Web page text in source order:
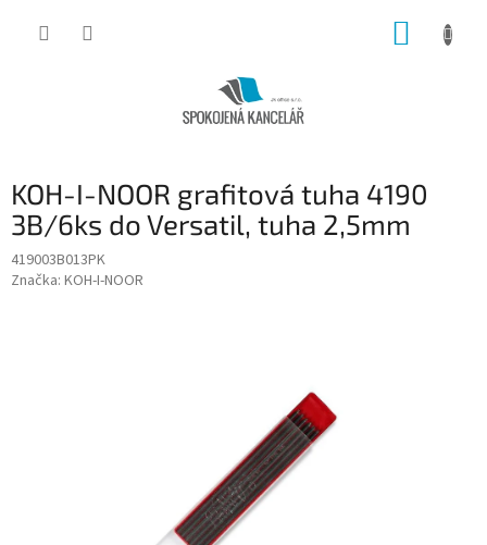
KOH-I-NOOR grafitová tuha 4190
3B/6ks do Versatil, tuha 2,5mm
419003B013PK
Značka: KOH-I-NOOR